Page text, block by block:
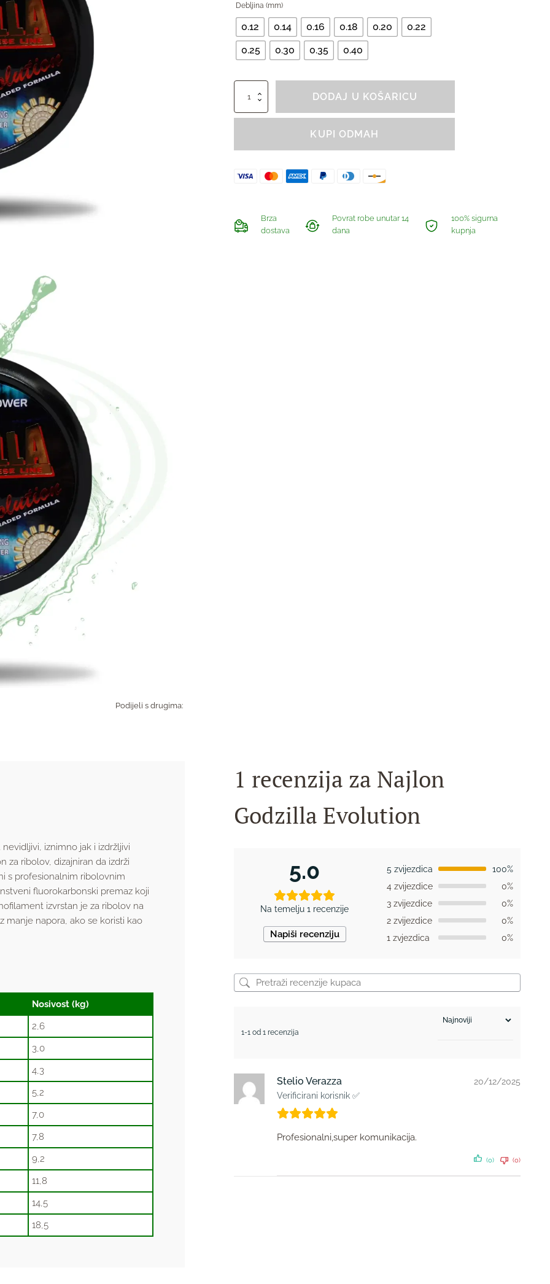
Podijeli s drugima:
Debljina (mm)
0.12 0.14 0.16 0.18 0.20
0.22
0.25
0.30 0.35 0.40
Godzilla
Evolution
DODAJ U KOŠARICU
KUPI ODMAH
Brza
dostava
Povrat robe unutar 14
dana
100% sigurna
kupnja
iznimno jak i izdržljivi
za ribolov, dizajniran da izdrži
s profesionalnim ribolovnim
fluorokarbonski premaz koji
izvrstan je za ribolov na
manje napora, ako se koristi kao
Nosivost (kg)
2,6
3,0
4,3
5,2
7,0
7,8
9,2
11,8
14,5
18,5
1 recenzija za Najlon
Godzilla Evolution
5.0
Na temelju 1 recenzije
Napiši recenziju
5 zvijezdica
100%
4 zvijezdice
0%
3 zvijezdice
0%
2 zvijezdice
0%
1 zvjezdica
0%
1-1 od 1 recenzija
Stelio Verazza
Verificirani korisnik ✅
20/12/2025
Profesionalni,super komunikacija.
(0) (0)